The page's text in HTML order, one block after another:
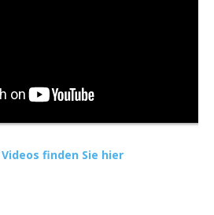
finden Sie hier